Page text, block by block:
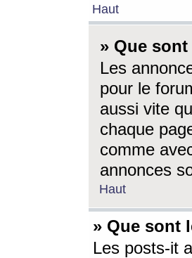
Haut
» Que
Les
pour le
aussi vite
chaque
comme
annonces
Haut
» Que sont
Les posts-it